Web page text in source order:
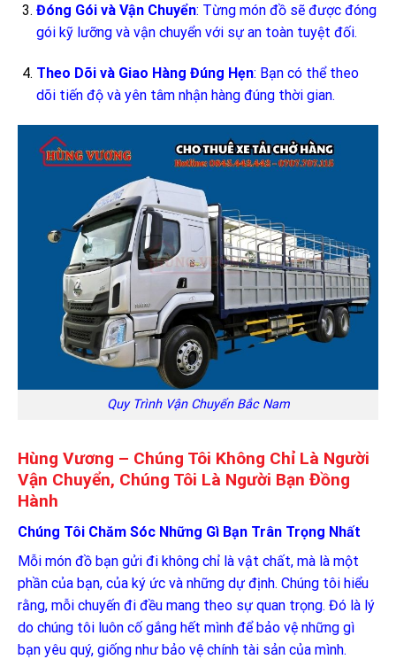
Đóng Gói và Vận Chuyển: Từng món đồ sẽ được đóng
gói kỹ lưỡng và vận chuyển với sự an toàn tuyệt đối.
Theo Dõi và Giao Hàng Đúng Hẹn: Bạn có thể theo
dõi tiến độ và yên tâm nhận hàng đúng thời gian.
Quy Trình Vận Chuyển Bắc Nam
Hùng Vương – Chúng Tôi Không Chỉ Là Người
Vận Chuyển, Chúng Tôi Là Người Bạn Đồng
Hành
Chúng Tôi Chăm Sóc Những Gì Bạn Trân Trọng Nhất
Mỗi món đồ bạn gửi đi không chỉ là vật chất, mà là một
phần của bạn, của ký ức và những dự định. Chúng tôi hiểu
rằng, mỗi chuyến đi đều mang theo sự quan trọng. Đó là lý
do chúng tôi luôn cố gắng hết mình để bảo vệ những gì
bạn yêu quý, giống như bảo vệ chính tài sản của mình.